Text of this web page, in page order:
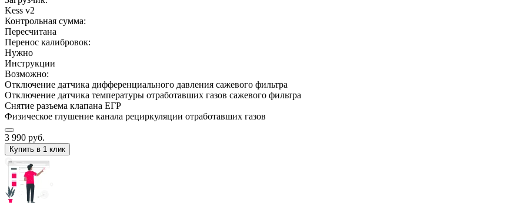
Kess v2
Контрольная сумма:
Пересчитана
Перенос калибровок:
Нужно
Инструкции
Возможно:
Отключение датчика дифференциального давления сажевого фильтра
Отключение датчика температуры отработавших газов сажевого фильтра
Снятие разъема клапана ЕГР
Физическое глушение канала рециркуляции отработавших газов
3 990 руб.
Купить в 1 клик